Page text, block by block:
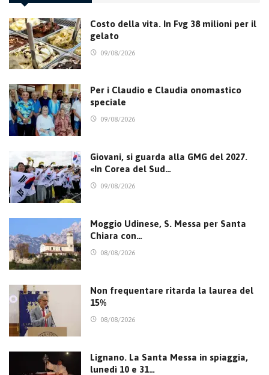
Costo della vita. In Fvg 38 milioni per il
gelato
09/08/2026
Per i Claudio e Claudia onomastico
speciale
09/08/2026
Giovani, si guarda alla GMG del 2027.
«In Corea del Sud…
09/08/2026
Moggio Udinese, S. Messa per Santa
Chiara con…
08/08/2026
Non frequentare ritarda la laurea del
15%
08/08/2026
Lignano. La Santa Messa in spiaggia,
lunedì 10 e 31…